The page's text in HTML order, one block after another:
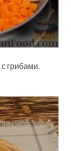
грибами.